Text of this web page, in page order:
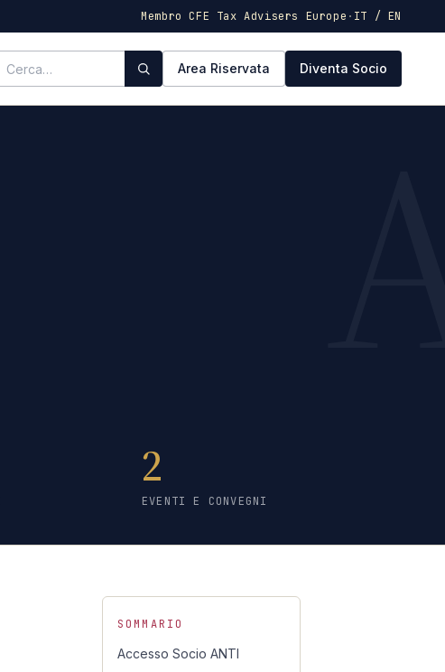
Membro CFE Tax Advisers Europe · IT / EN
Area Riservata Diventa Socio
2
EVENTI E CONVEGNI
SOMMARIO
Accesso Socio ANTI